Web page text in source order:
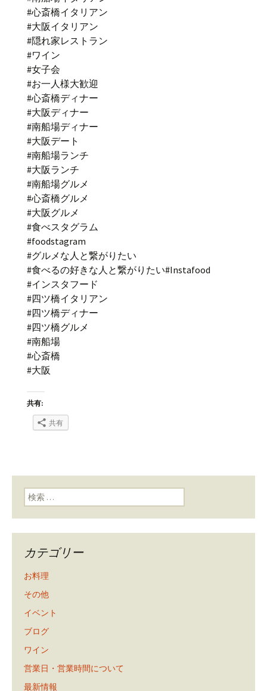
#心斎橋イタリアン
#大阪イタリアン
#隠れ家レストラン
#ワイン
#女子会
#お一人様大歓迎
#心斎橋ディナー
#大阪ディナー
#南船場ディナー
#大阪デート
#南船場ランチ
#大阪ランチ
#南船場グルメ
#心斎橋グルメ
#大阪グルメ
#食べスタグラム
#foodstagram
#グルメな人と繋がりたい
#食べるの好きな人と繋がりたい#Instafood
#インスタフード
#四ツ橋イタリアン
#四ツ橋ディナー
#四ツ橋グルメ
#南船場
#心斎橋
#大阪
共有:
共有
検索:
カテゴリー
お料理
その他
イベント
ブログ
ワイン
営業日・営業時間について
最新情報